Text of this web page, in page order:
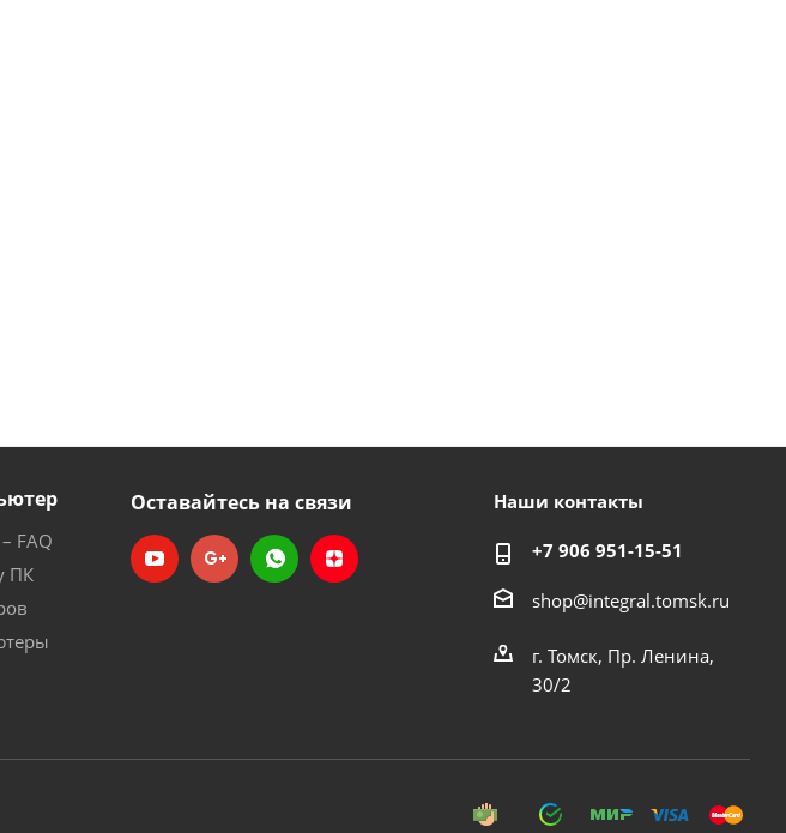
FAQ
ПК
Оставайтесь на связи Наши контакты
+7 906 951-15-51
shop@integral.tomsk.ru
г. Томск, Пр. Ленина,
30/2